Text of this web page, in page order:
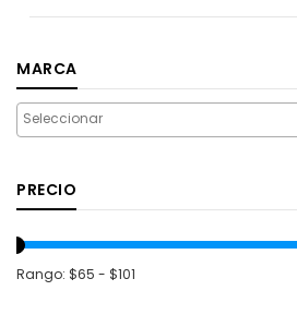
MARCA
PRECIO
Rango: $65 - $101